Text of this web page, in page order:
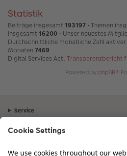
Statistik
Beiträge insgesamt 193197 • Themen
insgesamt 16200 • Unser neuestes
Durchschnittliche monatliche Zahl
Monaten 7469
Digital Services Act: Transparenzbericht
Powered by phpBB®
Service